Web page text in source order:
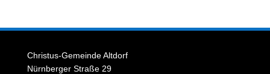
Christus-Gemeinde Altdorf
Nürnberger Straße 29